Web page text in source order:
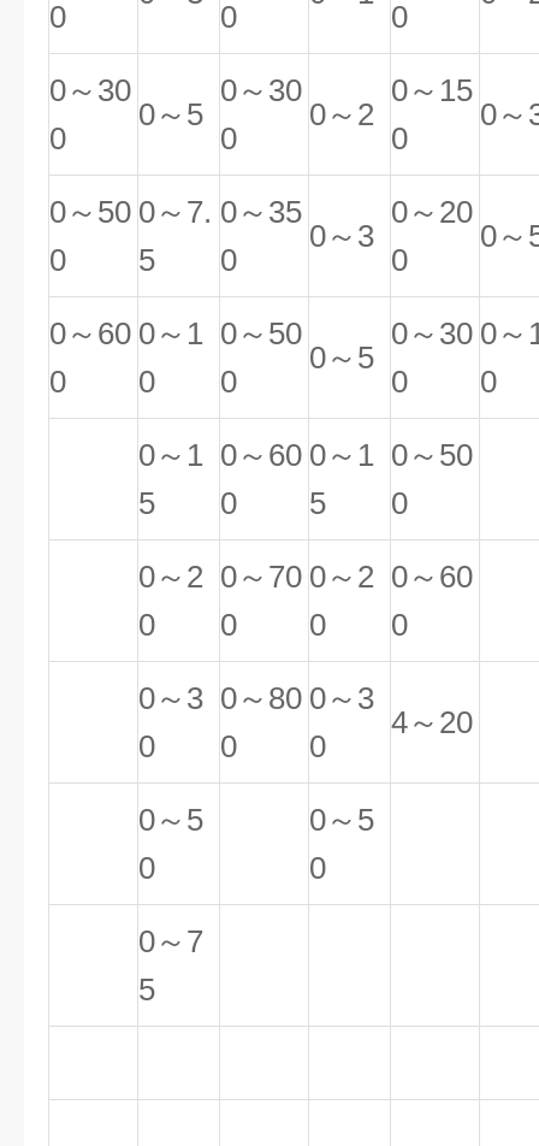
0 0 0
0～30
0
0～5
0～30
0
0～2
0～15
0
0～
0～50
0
0～7.
5
0～35
0
0～3
0～20
0
0～
0～60
0
0～1
0
0～50
0
0～5
0～30
0
0～
0
0～1
5
0～60
0
0～1
5
0～50
0
0～2
0
0～70
0
0～2
0
0～60
0
0～3
0
0～80
0
0～3
0
4～20
0～5
0
0～5
0
0～7
5